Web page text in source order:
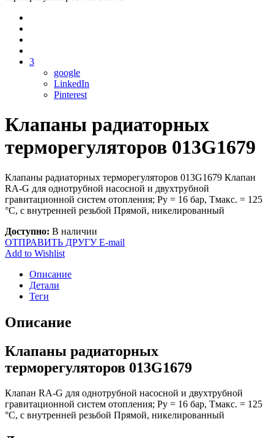
3
google
LinkedIn
Pinterest
Клапаны радиаторных
терморегуляторов 013G1679
Клапаны радиаторных терморегуляторов 013G1679 Клапан
RA-G для однотрубной насосной и двухтрубной
гравитационной систем отопления; Ру = 16 бар, Тмакс. = 125
°С, с внутренней резьбой Прямой, никелированный
Доступно: В наличии
ОТПРАВИТЬ ДРУГУ E-mail
Add to Wishlist
Описание
Детали
Теги
Описание
Клапаны радиаторных
терморегуляторов 013G1679
Клапан RA-G для однотрубной насосной и двухтрубной
гравитационной систем отопления; Ру = 16 бар, Тмакс. = 125
°С, с внутренней резьбой Прямой, никелированный